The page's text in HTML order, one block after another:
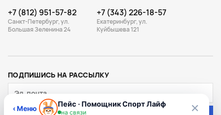
+7 (812) 951-57-82
Санкт-Петербург, ул.
Большая Зеленина 24
+7 (343) 226-18-57
Екатеринбург, ул.
Куйбышева 121
ПОДПИШИСЬ НА РАССЫЛКУ